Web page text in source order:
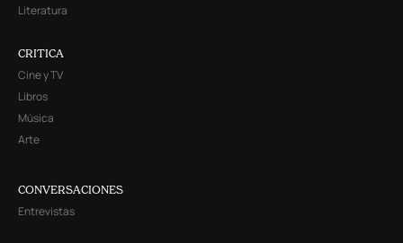
Literatura
CRITICA
Cine y TV
Libros
Música
Arte
CONVERSACIONES
Entrevistas